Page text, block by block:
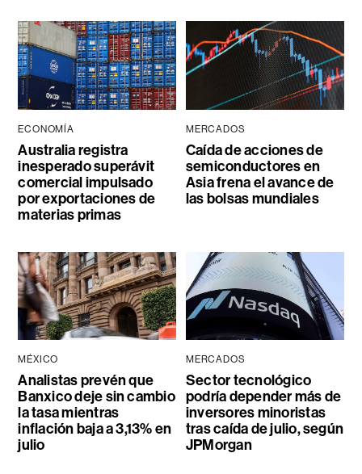
ECONOMÍA
Australia registra
inesperado superávit
comercial impulsado
por exportaciones de
materias primas
MERCADOS
Caída de acciones de
semiconductores en
Asia frena el avance de
las bolsas mundiales
MÉXICO
Analistas prevén que
Banxico deje sin cambio
la tasa mientras
inflación baja a 3,13% en
julio
MERCADOS
Sector tecnológico
podría depender más de
inversores minoristas
tras caída de julio, según
JPMorgan